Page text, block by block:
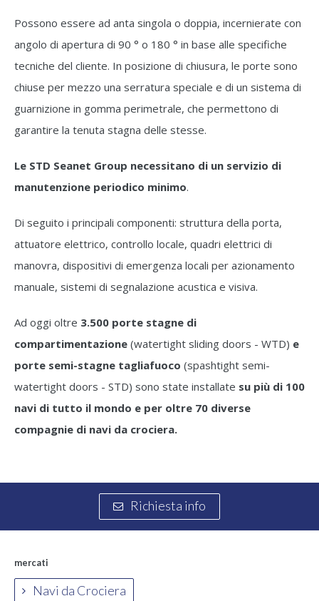
Possono essere ad anta singola o doppia, incernierate con
angolo di apertura di 90 ° o 180 ° in base alle specifiche
tecniche del cliente. In posizione di chiusura, le porte sono
chiuse per mezzo una serratura speciale e di un sistema di
guarnizione in gomma perimetrale, che permettono di
garantire la tenuta stagna delle stesse.
Le STD Seanet Group necessitano di un servizio di
manutenzione periodico minimo.
Di seguito i principali componenti: struttura della porta,
attuatore elettrico, controllo locale, quadri elettrici di
manovra, dispositivi di emergenza locali per azionamento
manuale, sistemi di segnalazione acustica e visiva.
Ad oggi oltre 3.500 porte stagne di
compartimentazione (watertight sliding doors - WTD) e
porte semi-stagne tagliafuoco (spashtight semi-
watertight doors - STD) sono state installate su più di 100
navi di tutto il mondo e per oltre 70 diverse
compagnie di navi da crociera.
Richiesta info
mercati
Navi da Crociera